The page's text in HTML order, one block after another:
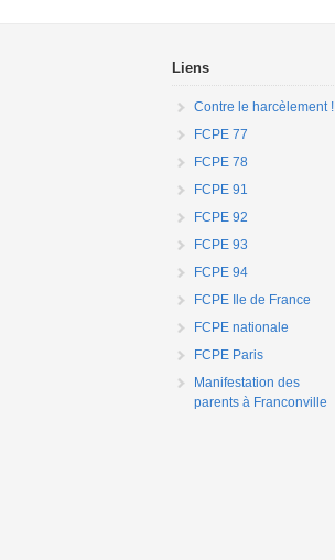
Liens
Contre le harcèlement !
FCPE 77
FCPE 78
FCPE 91
FCPE 92
FCPE 93
FCPE 94
FCPE Ile de France
FCPE nationale
FCPE Paris
Manifestation des
parents à Franconville